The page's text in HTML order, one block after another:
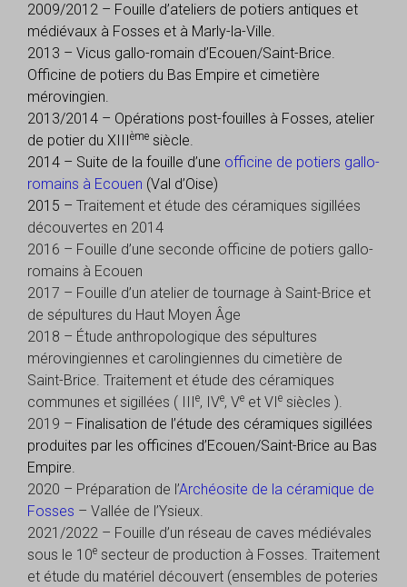
2009/2012 – Fouille d’ateliers de potiers antiques et
médiévaux à Fosses et à Marly-la-Ville.
2013 – Vicus gallo-romain d’Ecouen/Saint-Brice.
Officine de potiers du Bas Empire et cimetière
mérovingien.
2013/2014 – Opérations post-fouilles à Fosses, atelier
de potier du XIIIème siècle.
2014 – Suite de la fouille d’une officine de potiers gallo-
romains à Ecouen (Val d’Oise)
2015 – Traitement et étude des céramiques sigillées
découvertes en 2014
2016 – Fouille d’une seconde officine de potiers gallo-
romains à Ecouen
2017 – Fouille d’un atelier de tournage à Saint-Brice et
de sépultures du Haut Moyen Âge
2018 – Étude anthropologique des sépultures
mérovingiennes et carolingiennes du cimetière de
Saint-Brice. Traitement et étude des céramiques
communes et sigillées ( IIIe, IVe, Ve et VIe siècles ).
2019 – Finalisation de l’étude des céramiques sigillées
produites par les officines d’Ecouen/Saint-Brice au Bas
Empire.
2020 – Préparation de l’Archéosite de la céramique de
Fosses – Vallée de l’Ysieux.
2021/2022 – Fouille d’un réseau de caves médiévales
sous le 10e secteur de production à Fosses. Traitement
et étude du matériel découvert (ensembles de poteries